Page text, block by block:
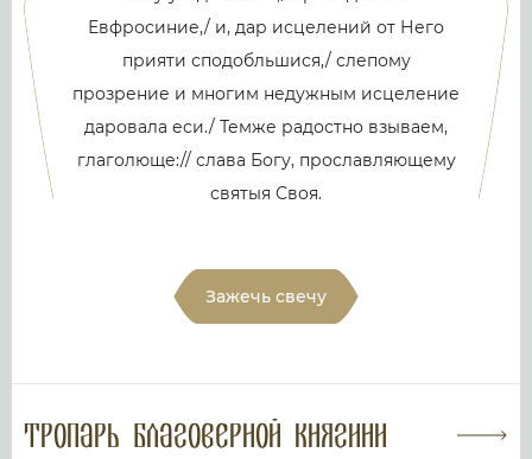
Евфросиние,/ и, дар исцелений от Него
прияти сподобльшися,/ слепому
прозрение и многим недужным иcцеление
даровала еси./ Темже радостно взываем,
глаголюще:// слава Богу, прославляющему
святыя Своя.
Зажечь свечу
Тропарь благоверной княгини